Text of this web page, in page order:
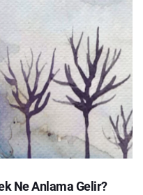
Ne Anlama Gelir?